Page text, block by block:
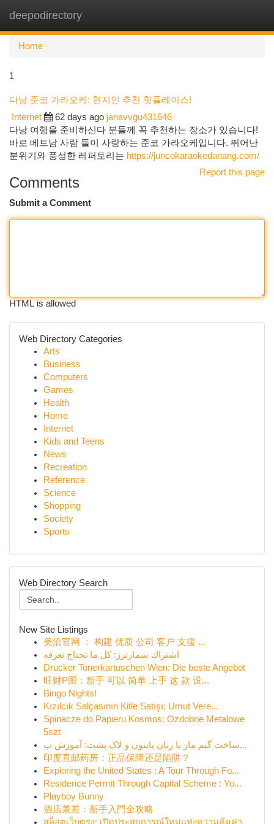
deepodirectory
Home
1
다낭 준코 가라오케: 현지인 추천 핫플레이스!
Internet 62 days ago janavvgu431646
다낭 여행을 준비하신다 분들께 꼭 추천하는 장소가 있습니다!
바로 베트남 사람 들이 사랑하는 준코 가라오케입니다. 뛰어난
분위기와 풍성한 레퍼토리는 https://juncokaraokedanang.com/
Report this page
Comments
Submit a Comment
HTML is allowed
Web Directory Categories
Arts
Business
Computers
Games
Health
Home
Internet
Kids and Teens
News
Recreation
Reference
Science
Shopping
Society
Sports
Web Directory Search
New Site Listings
美洽官网 ： 构建 优质 公司 客户 支援 ...
اشتراك سمارترز: كل ما تحتاج تعرفه
Drucker Tonerkartuschen Wien: Die beste Angebot
旺财P图：新手 可以 简单 上手 这 款 设...
Bingo Nights!
Kızılcık Salçasının Kitle Satışı: Umut Vere...
Spinacze do Papieru Kosmos: Ozdobne Metalowe
5szt
ساخت گیم مار با زبان پایتون و لاک پشت: آموزش ب...
印度直邮药房：正品保障还是陷阱？
Exploring the United States : A Tour Through Fo...
Residence Permit Through Capital Scheme : Yo...
Playboy Bunny
酒店兼差：新手入門全攻略